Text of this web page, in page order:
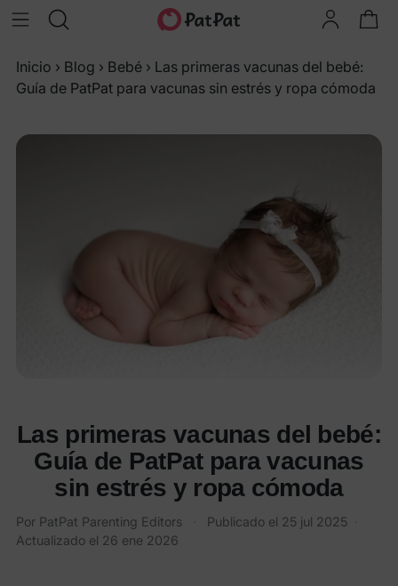
Inicio › Blog › Bebé › Las primeras vacunas del bebé:
Guía de PatPat para vacunas sin estrés y ropa cómoda
Las primeras vacunas del bebé:
Guía de PatPat para vacunas
sin estrés y ropa cómoda
Por PatPat Parenting Editors Publicado el 25 jul 2025
Actualizado el 26 ene 2026